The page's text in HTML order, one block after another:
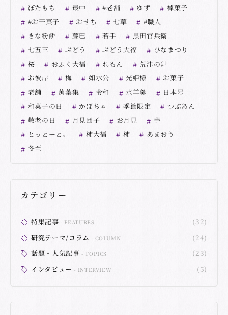
ぼたもち
最中 #老舗 ゆず
棹菓子
#お干菓子
おせち 七草
#職人
きな粉餅
藤巴 若手
黒田官兵衛
七五三
ぶどう ぶどう大福
ひなまつり
桜
おふく大福 れもん
荒津の舞
お彼岸
梅 如水公 光姫様
お菓子
老舗
萬葉集 令和 水羊羹
日本号
和菓子の日
かぼちゃ 季節限定
つぶあん
敬老の日
月見団子 お月見
芋
とっとーと。
柿大福 柿
あまおう
冬至
カテゴリー
特集記事 FEATURES
(32)
研究テーマ/コラム
COLUMN
(24)
話題・人気記事
TOPICS
(23)
インタビュー
INTERVIEW (5)